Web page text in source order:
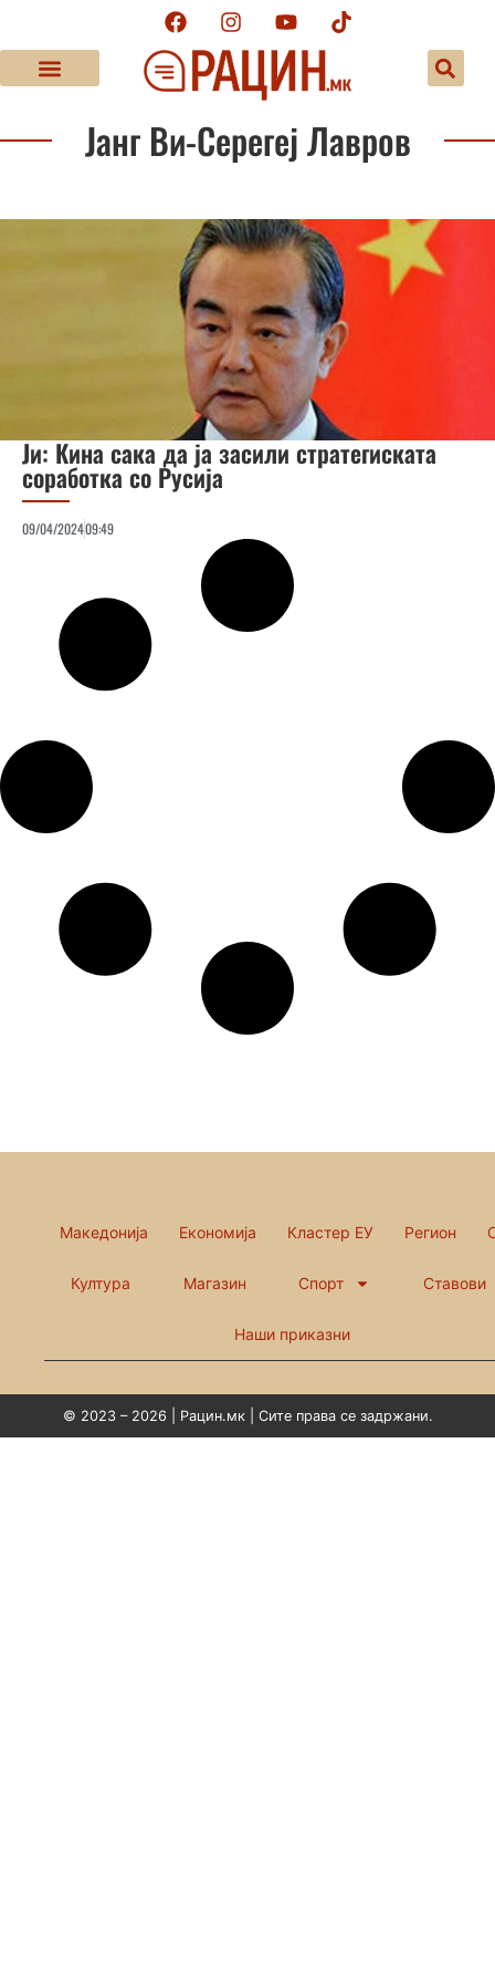
Јанг Ви-Серегеј Лавров
Ји: Кина сака да ја засили стратегиската
соработка со Русија
09/04/202409:49
Македонија Економија Кластер ЕУ Регион
Култура Магазин Спорт Ставови
Наши приказни
© 2023 – 2026 | Рацин.мк | Сите права се задржани.